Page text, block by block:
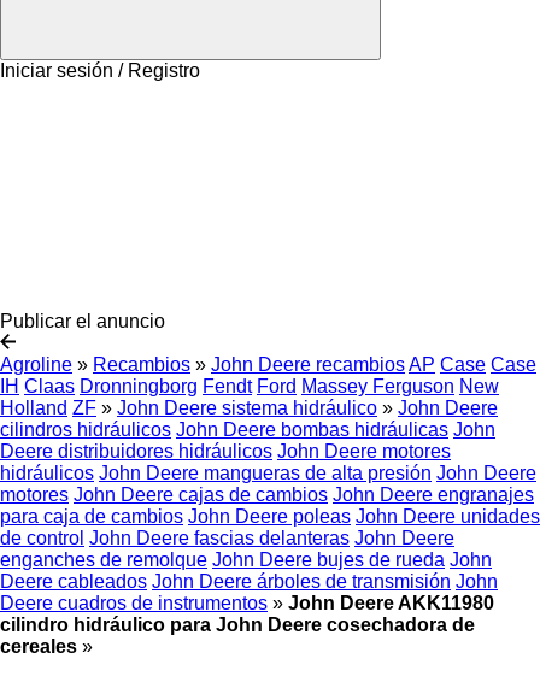
Iniciar sesión / Registro
Publicar el anuncio
Agroline » Recambios » John Deere recambiosAP Case Case
IH Claas Dronningborg Fendt Ford Massey Ferguson New
Holland ZF » John Deere sistema hidráulico » John Deere
cilindros hidráulicos John Deere bombas hidráulicas John
Deere distribuidores hidráulicos John Deere motores
hidráulicos John Deere mangueras de alta presión John Deere
motores John Deere cajas de cambios John Deere engranajes
para caja de cambios John Deere poleas John Deere unidades
de control John Deere fascias delanteras John Deere
enganches de remolque John Deere bujes de rueda John
Deere cableados John Deere árboles de transmisión John
Deere cuadros de instrumentos » John Deere AKK11980
cilindro hidráulico para John Deere cosechadora de
cereales »